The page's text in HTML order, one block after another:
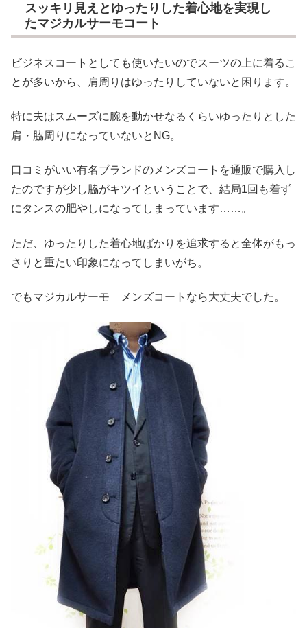
スッキリ見えとゆったりした着心地を実現し
たマジカルサーモコート
ビジネスコートとしても使いたいのでスーツの上に着るこ
とが多いから、肩周りはゆったりしていないと困ります。
特に夫はスムーズに腕を動かせなるくらいゆったりとした
肩・脇周りになっていないとNG。
口コミがいい有名ブランドのメンズコートを通販で購入し
たのですが少し脇がキツイということで、結局1回も着ず
にタンスの肥やしになってしまっています……。
ただ、ゆったりした着心地ばかりを追求すると全体がもっ
さりと重たい印象になってしまいがち。
でもマジカルサーモ メンズコートなら大丈夫でした。